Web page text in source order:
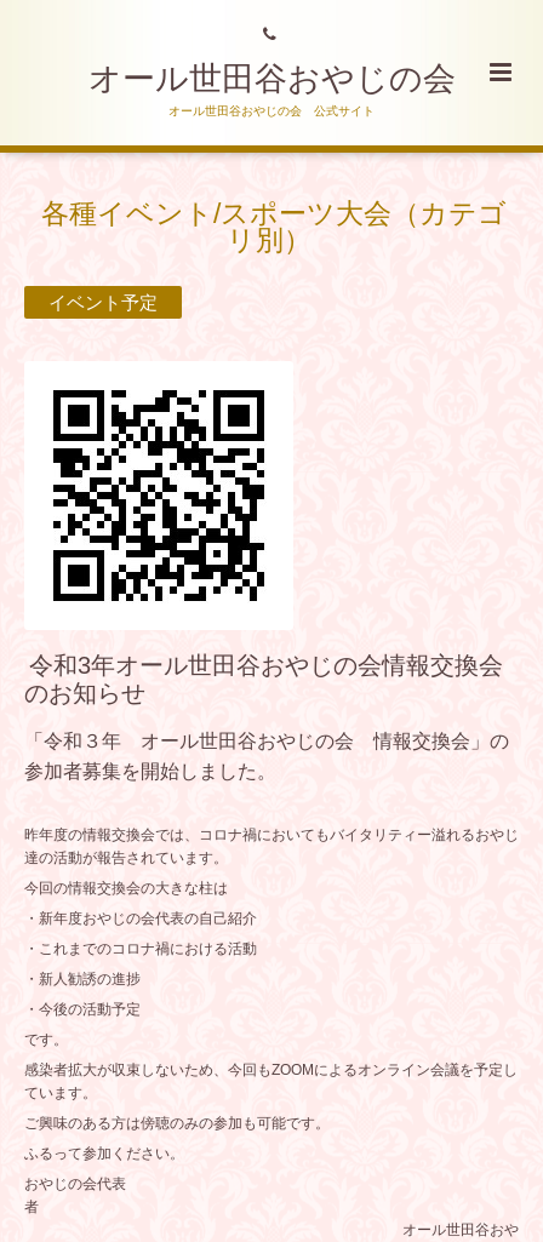
オール世田谷おやじの会
オール世田谷おやじの会 公式サイト
各種イベント/スポーツ大会（カテゴ
リ別）
イベント予定
令和3年オール世田谷おやじの会情報交換会
のお知らせ
「令和３年 オール世田谷おやじの会 情報交換会」の
参加者募集を開始しました。
昨年度の情報交換会では、コロナ禍においてもバイタリティー溢れるおやじ
達の活動が報告されています。
今回の情報交換会の大きな柱は
・新年度おやじの会代表の自己紹介
・これまでのコロナ禍における活動
・新人勧誘の進捗
・今後の活動予定
です。
感染者拡大が収束しないため、今回もZOOMによるオンライン会議を予定し
ています。
ご興味のある方は傍聴のみの参加も可能です。
ふるって参加ください。
おやじの会代表
者
オール世田谷おや